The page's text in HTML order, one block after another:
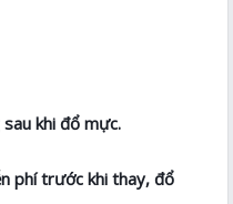
khi đổ mực.
phí trước khi thay, đổ